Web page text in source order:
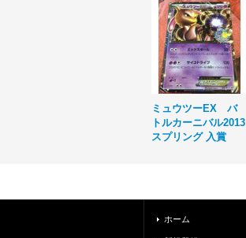
ミュウツーEX バ
トルカーニバル2013
スプリング 入賞
ホーム